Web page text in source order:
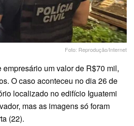
Foto: Reprodução/Internet
empresário um valor de R$70 mil,
O caso aconteceu no dia 26 de
localizado no edifício Iguatemi
mas as imagens só foram
(22).